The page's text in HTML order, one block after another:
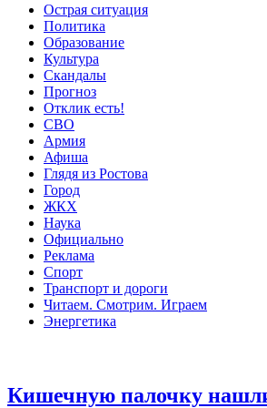
Острая ситуация
Политика
Образование
Культура
Скандалы
Прогноз
Отклик есть!
СВО
Армия
Афиша
Глядя из Ростова
Город
ЖКХ
Наука
Официально
Реклама
Спорт
Транспорт и дороги
Читаем. Смотрим. Играем
Энергетика
Кишечную палочку